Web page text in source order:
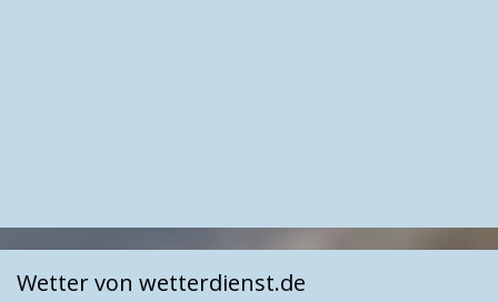
Wetter von wetterdienst.de